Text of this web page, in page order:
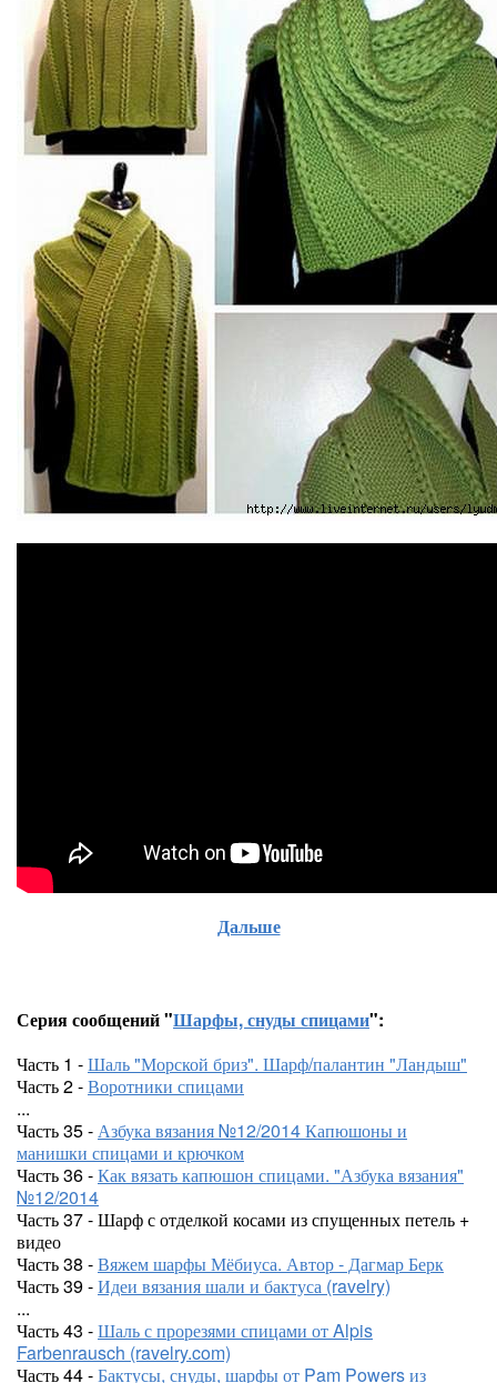
Дальше
Серия сообщений "Шарфы, снуды спицами":
Часть 1 -Шаль "Морской бриз". Шарф/палантин "Ландыш"
Часть 2 -Воротники спицами
...
Часть 35 -Азбука вязания №12/2014 Капюшоны и
манишки спицами и крючком
Часть 36 -Как вязать капюшон спицами. "Азбука вязания"
№12/2014
Часть 37 - Шарф с отделкой косами из спущенных петель +
видео
Часть 38 -Вяжем шарфы Мёбиуса. Автор - Дагмар Берк
Часть 39 -Идеи вязания шали и бактуса (ravelry)
...
Часть 43 -Шаль с прорезями спицами от Alpis
Farbenrausch (ravelry.com)
Часть 44 -Бактусы, снуды, шарфы от Pam Powers из